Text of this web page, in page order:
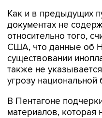
Как и в предыдущих
документах не
относительно того,
США, что данные об
существовании
также не
угрозу
В Пентагоне
материалов, которая